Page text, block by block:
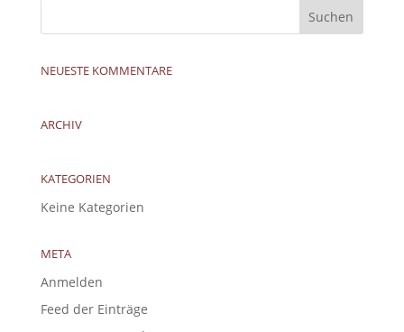
NEUESTE KOMMENTARE
ARCHIV
KATEGORIEN
Keine Kategorien
META
Anmelden
Feed der Einträge